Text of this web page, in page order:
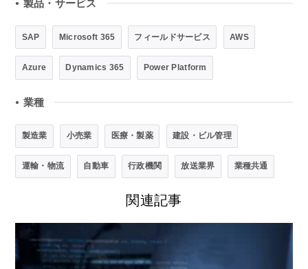
● 製品・サービス
SAP Microsoft 365 フィールドサービス AWS
Azure Dynamics 365 Power Platform
● 業種
製造業 小売業 医療・製薬 建設・ビル管理
運輸・物流 自動車 行政機関 放送業界 業種共通
関連記事